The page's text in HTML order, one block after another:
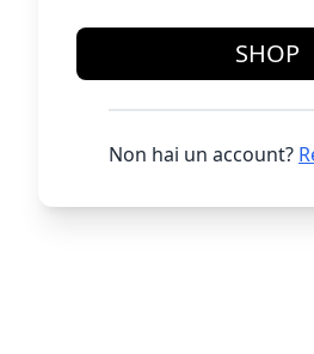
SHOP
Non hai un account?